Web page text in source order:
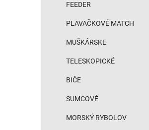
FEEDER
PLAVAČKOVÉ MATCH
MUŠKÁRSKE
TELESKOPICKÉ
BIČE
SUMCOVÉ
MORSKÝ RYBOLOV